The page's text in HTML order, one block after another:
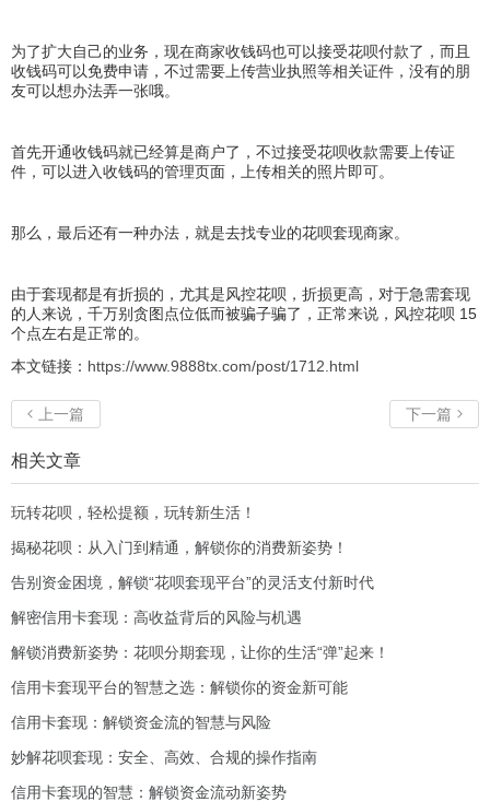
为了扩大自己的业务，现在商家收钱码也可以接受花呗付款了，而且
收钱码可以免费申请，不过需要上传营业执照等相关证件，没有的朋
友可以想办法弄一张哦。
首先开通收钱码就已经算是商户了，不过接受花呗收款需要上传证
件，可以进入收钱码的管理页面，上传相关的照片即可。
那么，最后还有一种办法，就是去找专业的花呗套现商家。
由于套现都是有折损的，尤其是风控花呗，折损更高，对于急需套现
的人来说，千万别贪图点位低而被骗子骗了，正常来说，风控花呗 15
个点左右是正常的。
本文链接： https://www.9888tx.com/post/1712.html
 上一篇 下一篇 
相关文章
玩转花呗，轻松提额，玩转新生活！
揭秘花呗：从入门到精通，解锁你的消费新姿势！
告别资金困境，解锁“花呗套现平台”的灵活支付新时代
解密信用卡套现：高收益背后的风险与机遇
解锁消费新姿势：花呗分期套现，让你的生活“弹”起来！
信用卡套现平台的智慧之选：解锁你的资金新可能
信用卡套现：解锁资金流的智慧与风险
妙解花呗套现：安全、高效、合规的操作指南
信用卡套现的智慧：解锁资金流动新姿势